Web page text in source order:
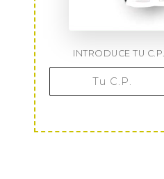
INTRODUCE TU